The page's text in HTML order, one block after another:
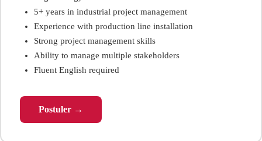
5+ years in industrial project management
Experience with production line installation
Strong project management skills
Ability to manage multiple stakeholders
Fluent English required
Postuler →